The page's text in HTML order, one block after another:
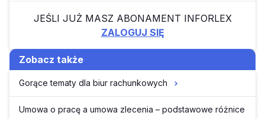
JEŚLI JUŻ MASZ ABONAMENT INFORLEX
ZALOGUJ SIĘ
Zobacz także
Gorące tematy dla biur rachunkowych
Umowa o pracę a umowa zlecenia – podstawowe różnice